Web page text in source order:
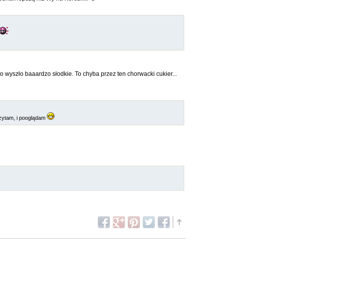
baaardzo słodkie. To chyba przez ten chorwacki cukier...
i pooglądam